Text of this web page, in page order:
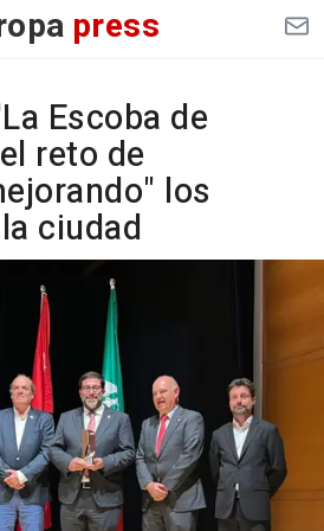
press
Escoba de
reto de
los
ciudad